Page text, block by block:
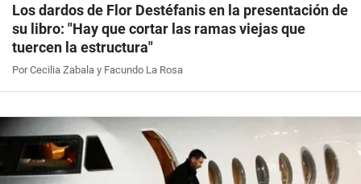
Los dardos de Flor Destéfanis en la presentación de
su libro: "Hay que cortar las ramas viejas que
tuercen la estructura"
Por Cecilia Zabala y Facundo La Rosa